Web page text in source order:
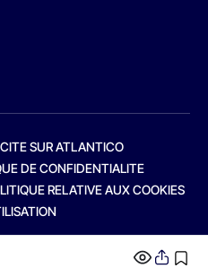
SUR ATLANTICO
DE CONFIDENTIALITE
RELATIVE AUX COOKIES